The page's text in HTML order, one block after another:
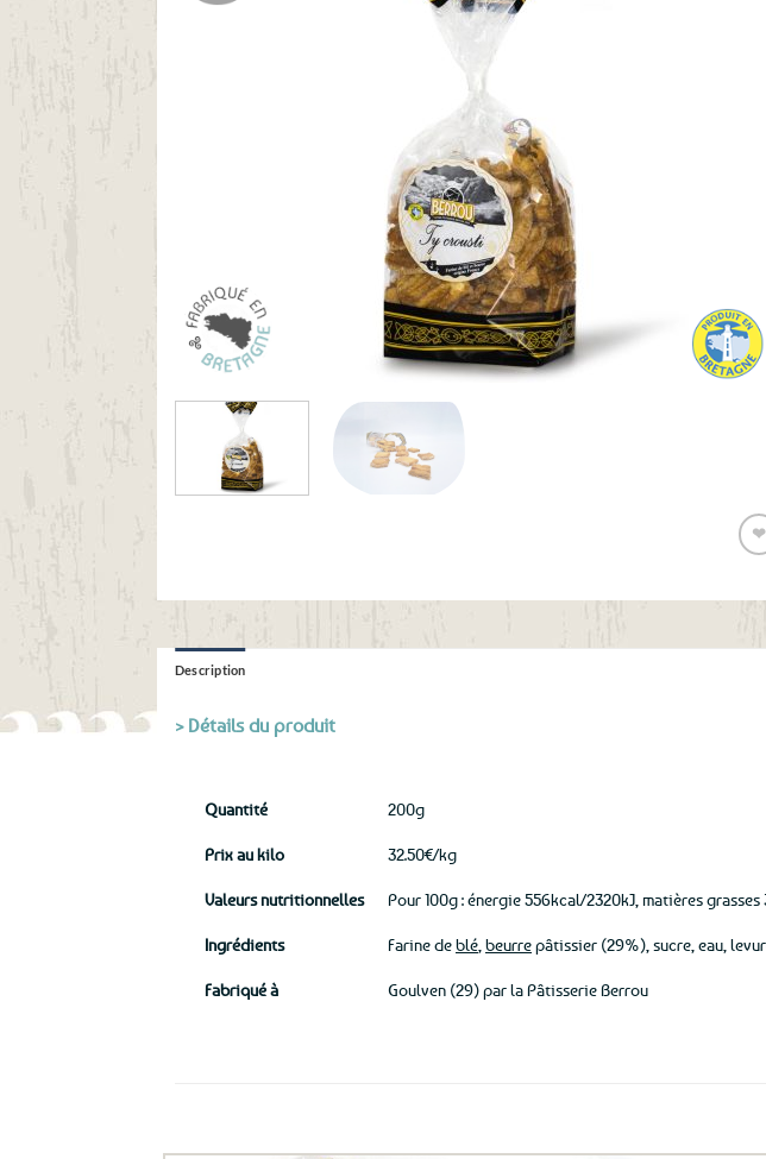
❤
Description
> Détails du produit
Quantité 200g
Prix au kilo 32.50€/kg
Valeurs nutritionnelles Pour 100g : énergie 556kcal/2320kJ, matières
Ingrédients Farine deblé beurrepâtissier (29%), sucre, eau,
Fabriqué à Goulven (29) par la Pâtisserie Berrou